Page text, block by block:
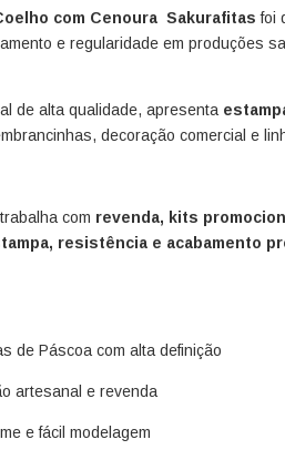
com Cenoura Sakurafitas foi
e regularidade em produções
de alta qualidade, apresenta
decoração comercial e
com revenda, kits
resistência e acabamento
de Páscoa com alta definição
artesanal e revenda
e fácil modelagem